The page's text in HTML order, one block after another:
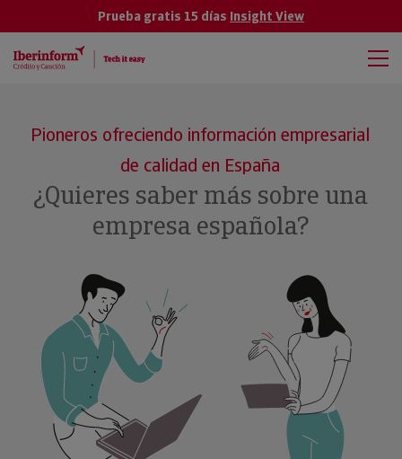
Prueba gratis 15 días Insight View
Pioneros ofreciendo información empresarial
de calidad en España
¿Quieres saber más sobre una
empresa española?